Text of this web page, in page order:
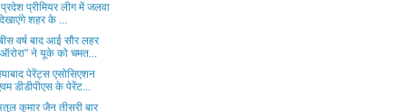
प्रीमियर लीग में जलवा
शहर के ...
वर्ष बाद आई सौर लहर
ने यूके को चमत...
पेरेंट्स एसोसिएशन
डीडीपीएस के पेरेंट...
कुमार जैन तीसरी बार